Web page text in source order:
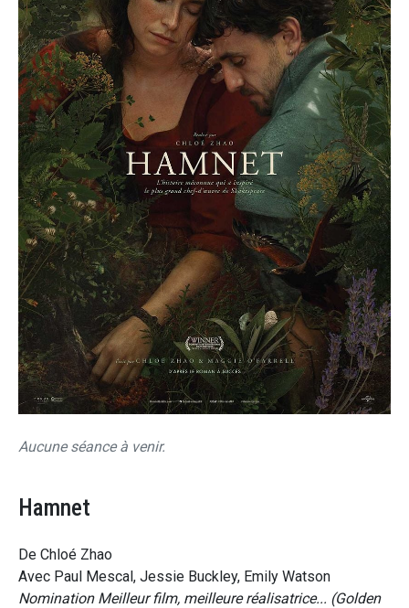
Aucune séance à venir.
Hamnet
De Chloé Zhao
Avec Paul Mescal, Jessie Buckley, Emily Watson
Nomination Meilleur film, meilleure réalisatrice... (Golden